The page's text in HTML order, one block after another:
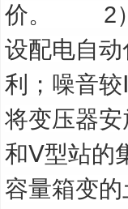
价。
2
设配电自
利；噪音
将变压器
和Ⅴ型站的
容量箱变